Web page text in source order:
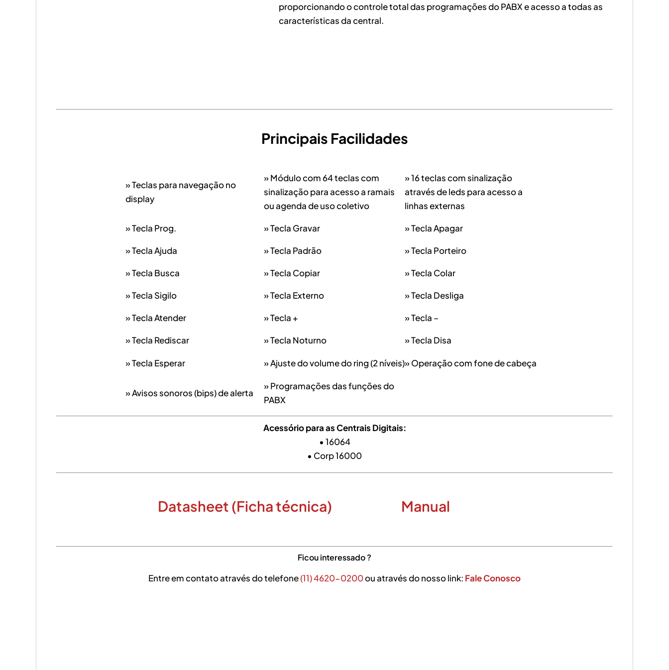
proporcionando o controle total das programações do PABX e acesso a todas as
características da central.
Principais Facilidades
» Teclas para navegação no
display
» Módulo com 64 teclas com
sinalização para acesso a ramais
ou agenda de uso coletivo
» 16 teclas com sinalização
através de leds para acesso a
linhas externas
» Tecla Prog. » Tecla Gravar » Tecla Apagar
» Tecla Ajuda » Tecla Padrão » Tecla Porteiro
» Tecla Busca » Tecla Copiar » Tecla Colar
» Tecla Sigilo » Tecla Externo » Tecla Desliga
» Tecla Atender » Tecla + » Tecla –
» Tecla Rediscar » Tecla Noturno » Tecla Disa
» Tecla Esperar » Ajuste do volume do ring (2 níveis)» Operação com fone de cabeça
» Avisos sonoros (bips) de alerta
» Programações das funções do
PABX
Acessório para as Centrais Digitais:
• 16064
• Corp 16000
Datasheet (Ficha técnica) Manual
Ficou interessado ?
Entre em contato através do telefone(11) 4620-0200ou através do nosso link: Fale Conosco